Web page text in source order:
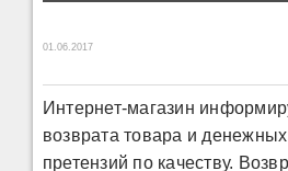
01.06.2017
Интернет-магазин
возврата товара и
претензий по качеству.